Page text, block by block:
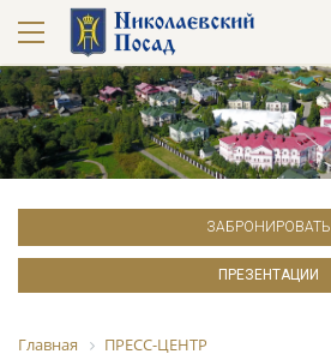
ЗАБРОНИРОВАТЬ
ПРЕЗЕНТАЦИИ
Главная
ПРЕСС-ЦЕНТР